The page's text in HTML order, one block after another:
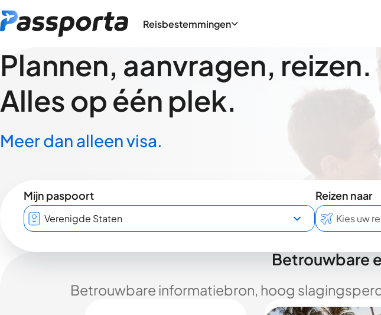
Reisbestemmingen
Plannen, aanvragen, reizen.
Alles op één plek.
Meer dan alleen visa.
Mijn paspoort
Reizen naar
Betrouwbare
Betrouwbare informatiebron, hoog